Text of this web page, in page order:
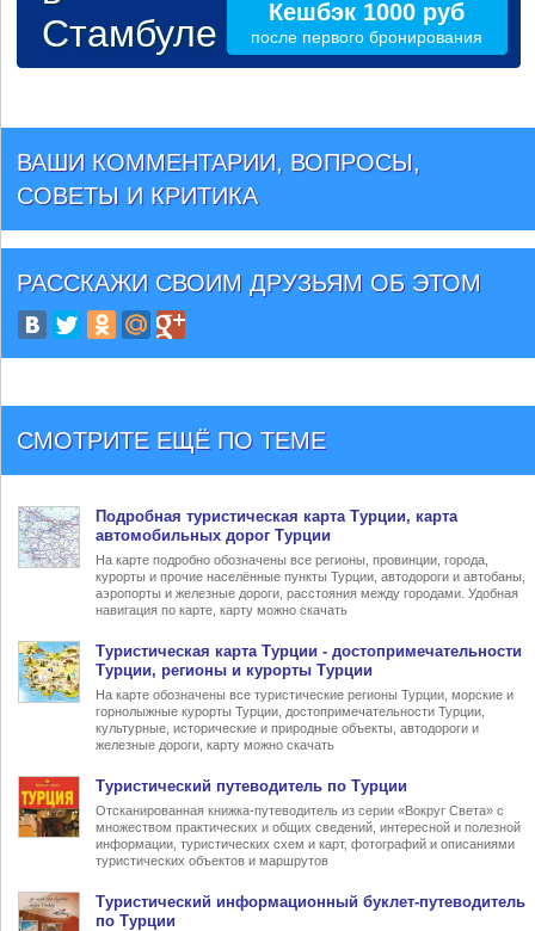
Стамбуле
Кешбэк 1000 руб
после первого бронирования
ВАШИ КОММЕНТАРИИ, ВОПРОСЫ,
СОВЕТЫ И КРИТИКА
РАССКАЖИ СВОИМ ДРУЗЬЯМ ОБ ЭТОМ
СМОТРИТЕ ЕЩЁ ПО ТЕМЕ
Подробная туристическая карта Турции, карта
автомобильных дорог Турции
На карте подробно обозначены все регионы, провинции, города,
курорты и прочие населённые пункты Турции, автодороги и автобаны,
аэропорты и железные дороги, расстояния между городами. Удобная
навигация по карте, карту можно скачать
Туристическая карта Турции - достопримечательности
Турции, регионы и курорты Турции
На карте обозначены все туристические регионы Турции, морские и
горнолыжные курорты Турции, достопримечательности Турции,
культурные, исторические и природные объекты, автодороги и
железные дороги, карту можно скачать
Туристический путеводитель по Турции
Отсканированная книжка-путеводитель из серии «Вокруг Света» с
множеством практических и общих сведений, интересной и полезной
информации, туристических схем и карт, фотографий и описаниями
туристических объектов и маршрутов
Туристический информационный буклет-путеводитель
по Турции